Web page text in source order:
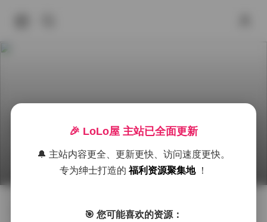
【岛遇】抖音巧克力妈妈全集【241P 32V 435
2026年6月24日 下午8:20 秀人内购 岛遇
拿起相机的时候，岛遇的光线正好从海面上洒下来，给
🎉 LoLo屋 主站已全面更新
🔔 主站内容更全、更新更快、访问速度更快。
专为绅士打造的福利资源聚集地 ！
🎯 您可能喜欢的资源：